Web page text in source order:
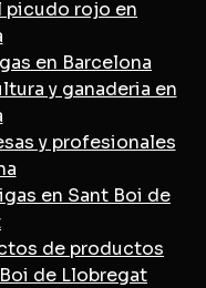
picudo rojo en
en Barcelona
y ganaderia en
y profesionales
en Sant Boi de
de productos
de Llobregat